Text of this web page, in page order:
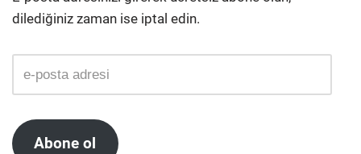
dilediğiniz zaman ise iptal edin.
Abone ol